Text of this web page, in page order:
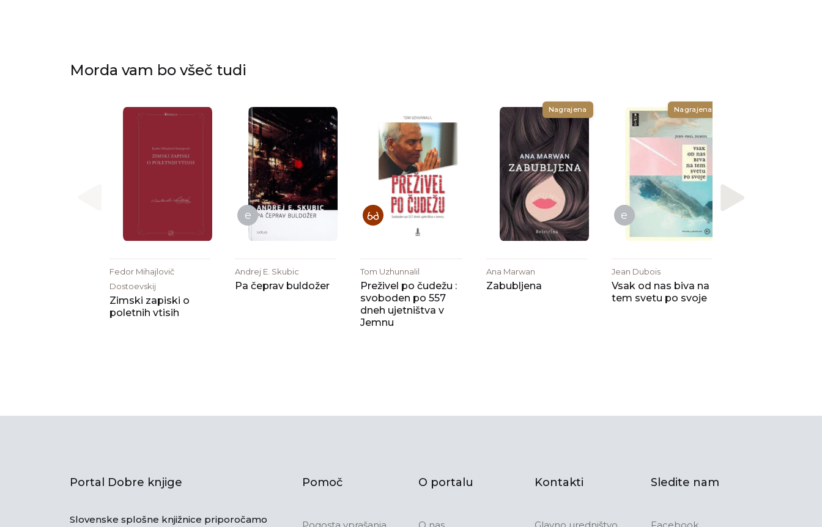
Morda vam bo všeč tudi
Fedor Mihajlovič
Dostoevskij
Zimski zapiski o
poletnih vtisih
e
Andrej E. Skubic
Pa čeprav buldožer
Tom Uzhunnalil
Preživel po čudežu :
svoboden po 557
dneh ujetništva v
Jemnu
Nagrajena
Ana Marwan
Zabubljena
Nagrajena
e
Jean Dubois
Vsak od nas biva na
tem svetu po svoje
Portal Dobre knjige
Slovenske splošne knjižnice priporočamo
Pomoč O portalu Kontakti Sledite nam